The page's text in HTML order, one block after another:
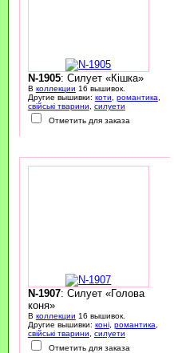
N-1905: Силует «Кішка»
В коллекции 16 вышивок.
Другие вышивки: коти романтика
свійські тварини
силуети
Отметить для заказа
N-1907: Силует «Голова
коня»
В коллекции 16 вышивок.
Другие вышивки: коні, романтика
свійські тварини
силуети
Отметить для заказа